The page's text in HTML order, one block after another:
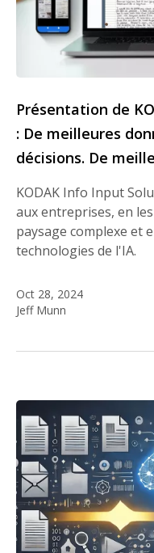
Présentation de
: De meilleures
décisions. De
KODAK Info Input
aux entreprises, en
paysage complexe et
technologies de l'IA.
Oct 28, 2024
Jeff Munn